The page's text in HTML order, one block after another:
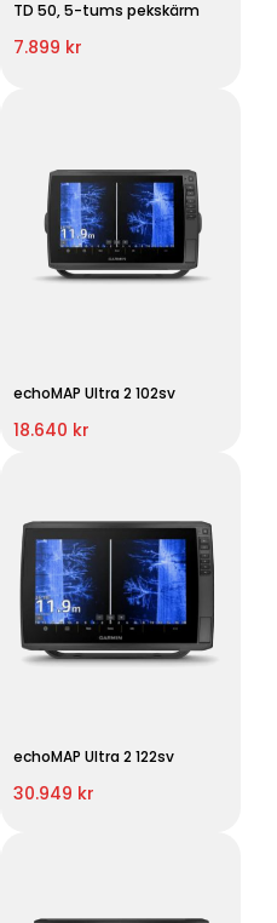
TD 50, 5-tums pekskärm
7.899 kr
echoMAP Ultra 2 102sv
18.640 kr
echoMAP Ultra 2 122sv
30.949 kr